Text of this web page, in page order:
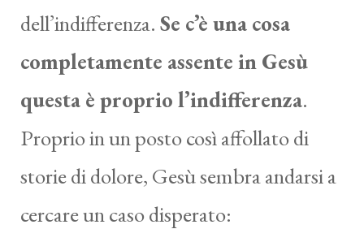
dell’indifferenza. Se c’è una cosa
completamente assente in Gesù
questa è proprio l’indifferenza.
Proprio in un posto così affollato di
storie di dolore, Gesù sembra andarsi a
cercare un caso disperato: